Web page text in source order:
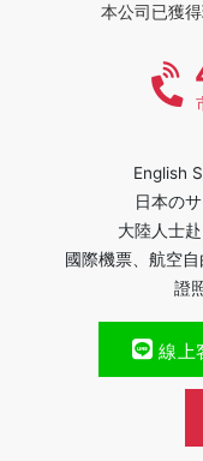
本公司已獲
English
日本の
大陸人士
國際機票、航空
證
線上